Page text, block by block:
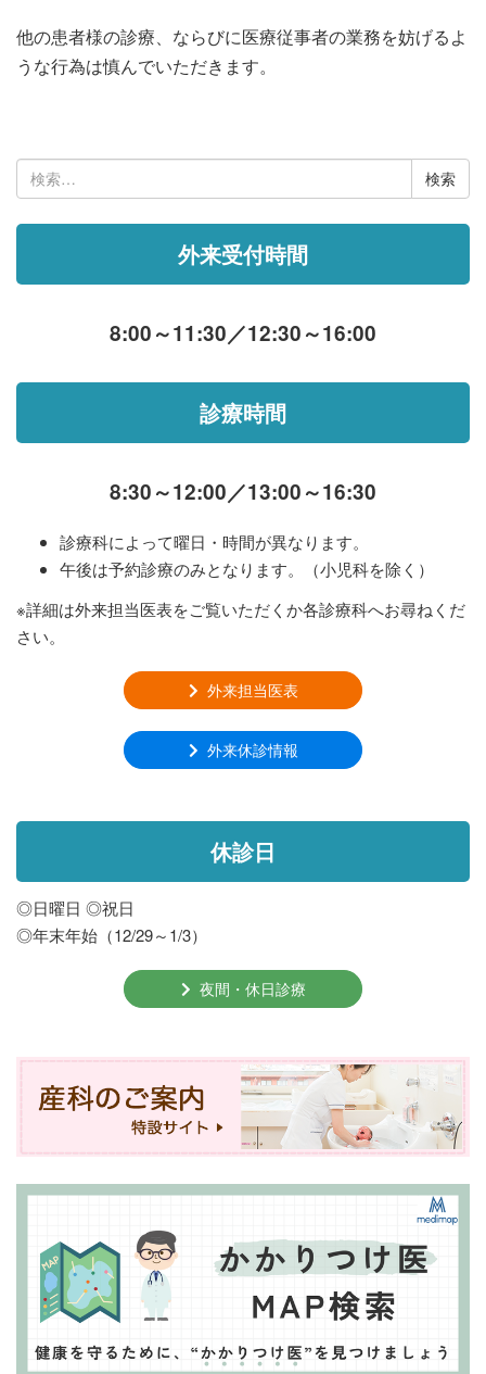
他の患者様の診療、ならびに医療従事者の業務を妨げるよ
うな行為は慎んでいただきます。
検
索:
外来受付時間
8:00～11:30／12:30～16:00
診療時間
8:30～12:00／13:00～16:30
診療科によって曜日・時間が異なります。
午後は予約診療のみとなります。（小児科を除く）
※詳細は外来担当医表をご覧いただくか各診療科へお尋ねくだ
さい。
外来担当医表
外来休診情報
休診日
◎日曜日 ◎祝日
◎年末年始（12/29～1/3）
夜間・休日診療